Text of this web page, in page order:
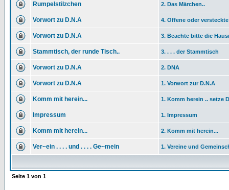
Rumpelstilzchen 2. Das Märchen..
Vorwort zu D.N.A 4. Offene oder
Vorwort zu D.N.A 3. Beachte bitte die
Stammtisch, der runde Tisch.. 3. . . . der Stammtisch
Vorwort zu D.N.A 2. DNA
Vorwort zu D.N.A 1. Vorwort zur D.N.A
Komm mit herein... 1. Komm herein .. setze
Impressum 1. Impressum
Komm mit herein... 2. Komm mit herein...
Ver~ein . . . . und . . . . Ge~mein 1. Vereine und
Seite 1 von 1